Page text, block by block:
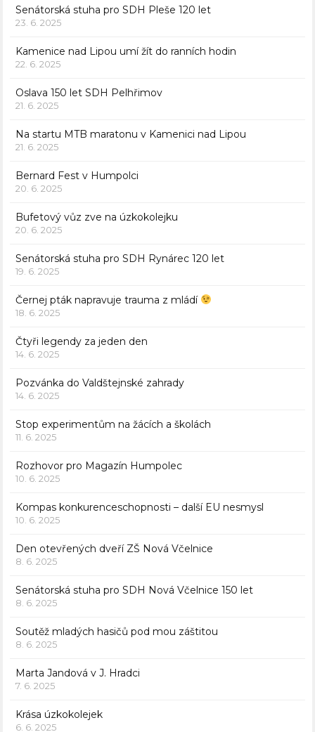
Senátorská stuha pro SDH Pleše 120 let
23. 6. 2025
Kamenice nad Lipou umí žít do ranních hodin
22. 6. 2025
Oslava 150 let SDH Pelhřimov
21. 6. 2025
Na startu MTB maratonu v Kamenici nad Lipou
21. 6. 2025
Bernard Fest v Humpolci
20. 6. 2025
Bufetový vůz zve na úzkokolejku
20. 6. 2025
Senátorská stuha pro SDH Rynárec 120 let
19. 6. 2025
Černej pták napravuje trauma z mládí
18. 6. 2025
Čtyři legendy za jeden den
14. 6. 2025
Pozvánka do Valdštejnské zahrady
14. 6. 2025
Stop experimentům na žácích a školách
11. 6. 2025
Rozhovor pro Magazín Humpolec
10. 6. 2025
Kompas konkurenceschopnosti – další EU nesmysl
10. 6. 2025
Den otevřených dveří ZŠ Nová Včelnice
8. 6. 2025
Senátorská stuha pro SDH Nová Včelnice 150 let
8. 6. 2025
Soutěž mladých hasičů pod mou záštitou
8. 6. 2025
Marta Jandová v J. Hradci
7. 6. 2025
Krása úzkokolejek
6. 6. 2025